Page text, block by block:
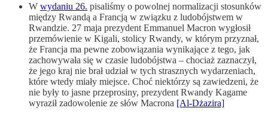
W wydaniu 26. pisaliśmy o powolnej normalizacji stosunków
między Rwandą a Francją w związku z ludobójstwem w
Rwandzie. 27 maja prezydent Emmanuel Macron wygłosił
przemówienie w Kigali, stolicy Rwandy, w którym przyznał,
że Francja ma pewne zobowiązania wynikające z tego, jak
zachowywała się w czasie ludobójstwa – chociaż zaznaczył,
że jego kraj nie brał udział w tych strasznych wydarzeniach,
które wtedy miały miejsce. Choć niektórzy są zawiedzeni, że
nie były to jasne przeprosiny, prezydent Rwandy Kagame
wyraził zadowolenie ze słów Macrona [Al-Dżazira]